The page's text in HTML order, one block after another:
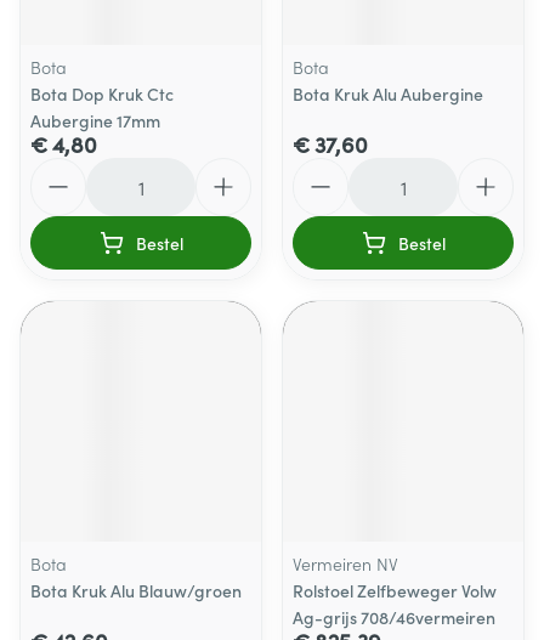
Bota
Bota Dop Kruk Ctc
Aubergine 17mm
€ 4,80
Bestel
Bota
Bota Kruk Alu Aubergine
€ 37,60
Bestel
Bota
Bota Kruk Alu Blauw/groen
Vermeiren NV
Rolstoel Zelfbeweger Volw
Ag-grijs 708/46vermeiren